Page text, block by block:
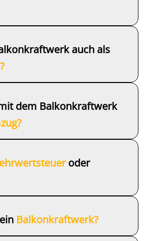
auch als
dem Balkonkraftwerk
oder
Balkonkraftwerk?